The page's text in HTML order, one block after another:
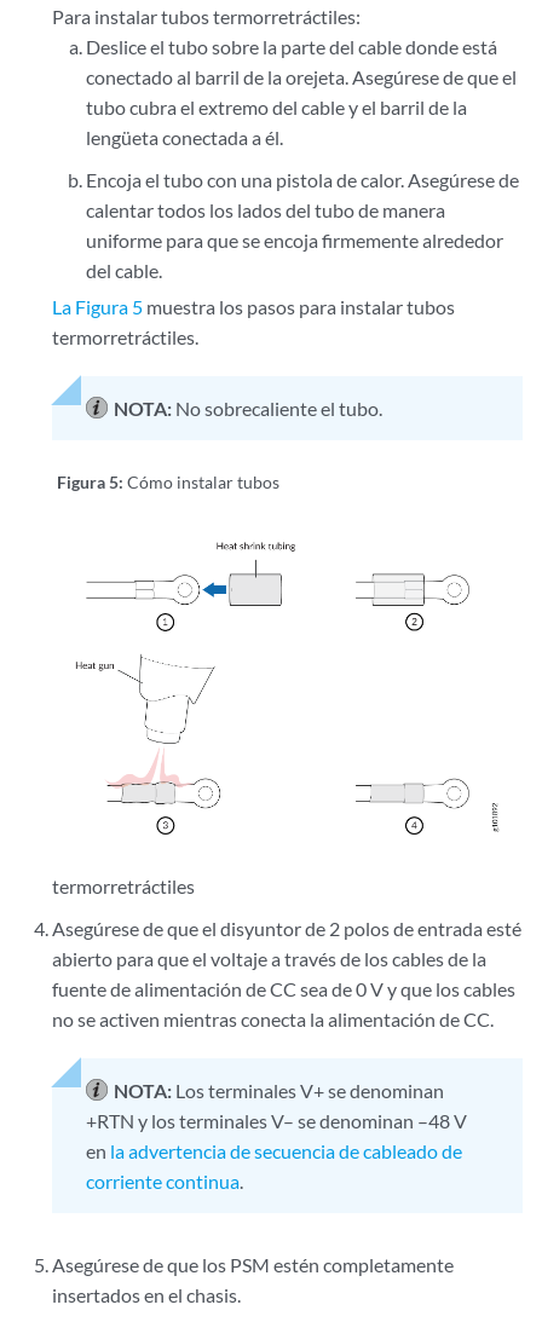
Para instalar tubos termorretráctiles:
Deslice el tubo sobre la parte del cable donde está
conectado al barril de la orejeta. Asegúrese de que el
tubo cubra el extremo del cable y el barril de la
lengüeta conectada a él.
Encoja el tubo con una pistola de calor. Asegúrese de
calentar todos los lados del tubo de manera
uniforme para que se encoja firmemente alrededor
del cable.
La Figura 5 muestra los pasos para instalar tubos
termorretráctiles.
NOTA: No sobrecaliente el tubo.
Figura 5:Cómo instalar tubos
termorretráctiles
Asegúrese de que el disyuntor de 2 polos de entrada esté
abierto para que el voltaje a través de los cables de la
fuente de alimentación de CC sea de 0 V y que los cables
no se activen mientras conecta la alimentación de CC.
NOTA: Los terminales V+ se denominan
+RTN y los terminales V– se denominan –48 V
en la advertencia de secuencia de cableado de
corriente continua.
Asegúrese de que los PSM estén completamente
insertados en el chasis.